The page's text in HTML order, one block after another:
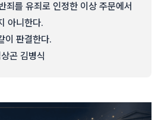
죄를 유죄로 인정한 이상 주문에서
아니한다.
이 판결한다.
곤 김병식